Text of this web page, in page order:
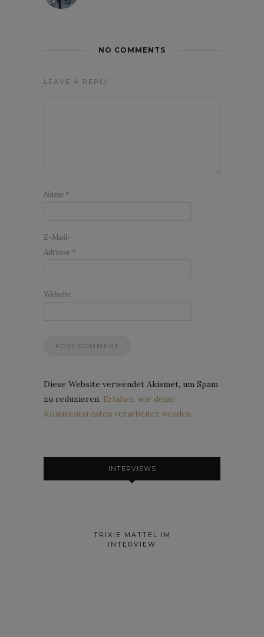
NO COMMENTS
LEAVE A REPLY
Name *
E-Mail-
Adresse *
Website
Diese Website verwendet Akismet, um Spam
zu reduzieren. Erfahre, wie deine
Kommentardaten verarbeitet werden.
INTERVIEWS
TRIXIE MATTEL IM
INTERVIEW